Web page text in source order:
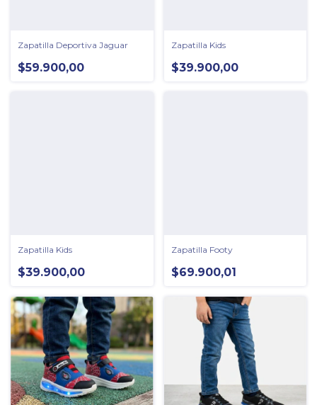
Zapatilla Deportiva Jaguar
$59.900,00
Zapatilla Kids
$39.900,00
Zapatilla Kids
$39.900,00
Zapatilla Footy
$69.900,01